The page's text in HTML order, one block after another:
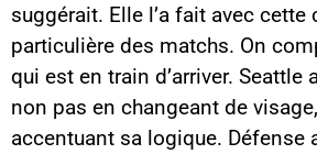
suggérait. Elle l’a fait avec cette
particulière des matchs. On
qui est en train d’arriver. Seattle
non pas en changeant de
accentuant sa logique. Défense